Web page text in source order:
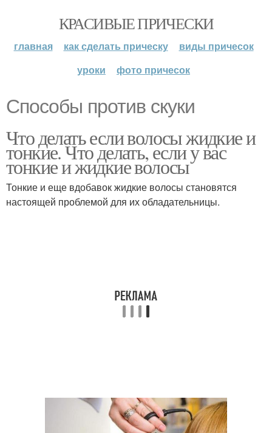
КРАСИВЫЕ ПРИЧЕСКИ
главная как сделать прическу
виды причесок
уроки
фото причесок
Способы против скуки
Что делать если волосы жидкие и
тонкие. Что делать, если у вас
тонкие и жидкие волосы
Тонкие и еще вдобавок жидкие волосы становятся
настоящей проблемой для их обладательницы.